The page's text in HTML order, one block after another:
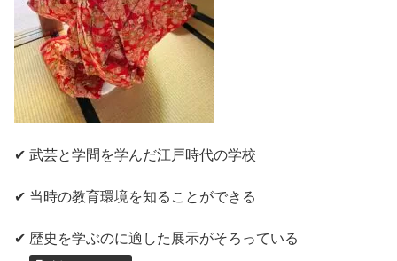
✔ 武芸と学問を学んだ江戸時代の学校
✔ 当時の教育環境を知ることができる
✔ 歴史を学ぶのに適した展示がそろっている